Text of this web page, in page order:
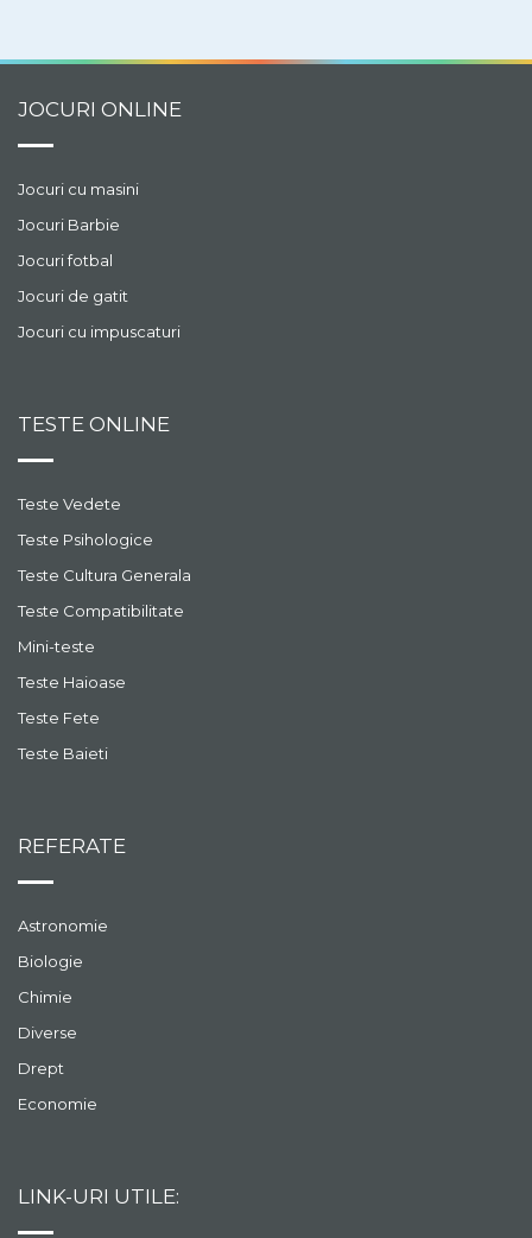
JOCURI ONLINE
Jocuri cu masini
Jocuri Barbie
Jocuri fotbal
Jocuri de gatit
Jocuri cu impuscaturi
TESTE ONLINE
Teste Vedete
Teste Psihologice
Teste Cultura Generala
Teste Compatibilitate
Mini-teste
Teste Haioase
Teste Fete
Teste Baieti
REFERATE
Astronomie
Biologie
Chimie
Diverse
Drept
Economie
LINK-URI UTILE: